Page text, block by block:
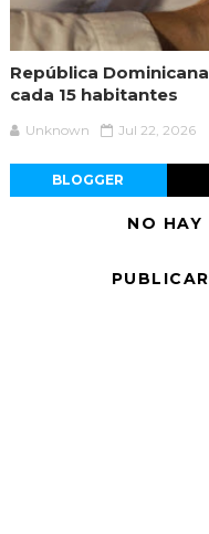
República
cada 15 habitantes
Unknown Jul 22, 2026
BLOGGER
NO HAY